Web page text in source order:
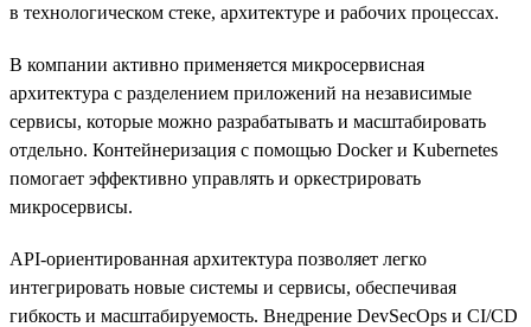
в технологическом стеке, архитектуре и рабочих процессах.
В компании активно применяется микросервисная
архитектура с разделением приложений на независимые
сервисы, которые можно разрабатывать и масштабировать
отдельно. Контейнеризация с помощью Docker и Kubernetes
помогает эффективно управлять и оркестрировать
микросервисы.
API-ориентированная архитектура позволяет легко
интегрировать новые системы и сервисы, обеспечивая
гибкость и масштабируемость. Внедрение DevSecOps и CI/CD